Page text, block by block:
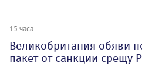
15 часа
Великобритания обяви
пакет от санкции срещу